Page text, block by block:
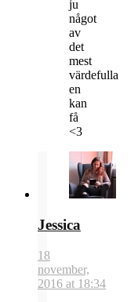
ju
något
av
det
mest
värdefulla
en
kan
få
<3
Jessica
18
november,
2016 at 18:34